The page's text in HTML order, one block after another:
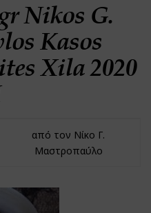
Nikos G.
Kasos
Xila 2020
από τον Νίκο Γ.
Μαστροπαύλο